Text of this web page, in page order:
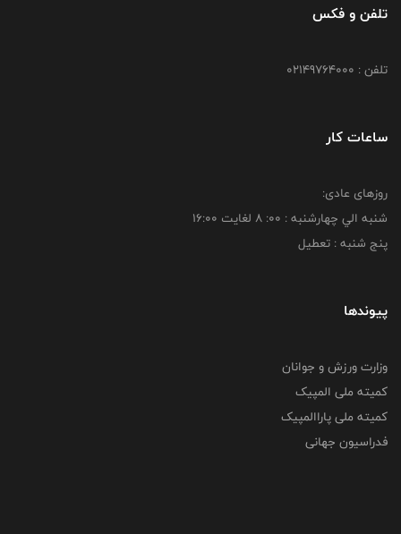
تلفن و فکس
تلفن : 02149764000
ساعات کار
روزهای عادی:
شنبه الي چهارشنبه : 00: 8 لغايت 16:00
پنج شنبه : تعطیل
پیوندها
وزارت ورزش و جوانان
کمیته ملی المپیک
کمیته ملی پاراالمپیک
فدراسیون جهانی